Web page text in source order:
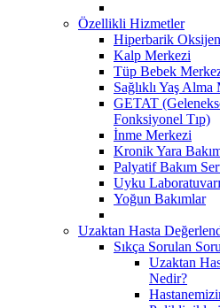
Özellikli Hizmetler
Hiperbarik
Kalp Merkezi
Tüp Bebek
Sağlıklı Yaş
GETAT
Fonksiyonel Tıp)
İnme Merkezi
Kronik Yara
Palyatif Bakım
Uyku Laboratuvarı
Yoğun Bakımlar
Uzaktan Hasta
Sıkça Sorulan
Uzaktan
Nedir?